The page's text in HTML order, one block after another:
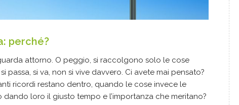
perché?
attorno. O peggio, si raccolgono solo le cose
passa, si va, non si vive davvero. Ci avete mai pensato?
ricordi restano dentro, quando le cose invece le
dando loro il giusto tempo e l’importanza che meritano?